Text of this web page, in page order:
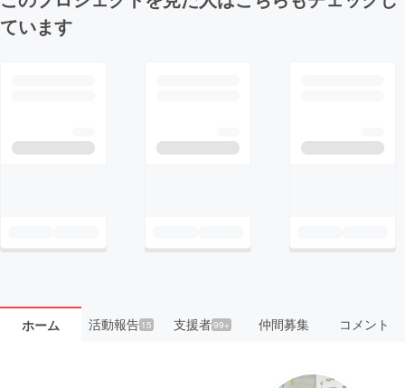
ています
ホーム 活動報告15 支援者99+ 仲間募集 コメント